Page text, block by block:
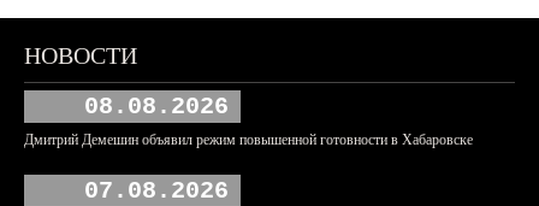
НОВОСТИ
08.08.2026
Дмитрий Демешин объявил режим повышенной готовности в Хабаровске
07.08.2026